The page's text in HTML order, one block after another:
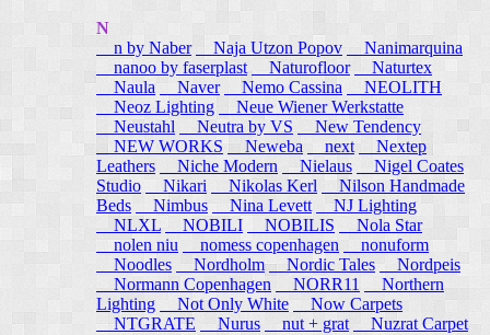
N
n by Naber
Naja Utzon Popov
Nanimarquina
nanoo by faserplast
Naturofloor
Naturtex
Naula
Naver Nemo Cassina
NEOLITH
Neoz Lighting
Neue Wiener Werkstatte
Neustahl
Neutra by VS
New Tendency
NEW WORKS
Neweba next
Nextep
Leathers
Niche Modern Nielaus
Nigel Coates
Studio
Nikari Nikolas Kerl
Nilson Handmade
Beds
Nimbus Nina Levett
NJ Lighting
NLXL
NOBILI NOBILIS
Nola Star
nolen niu
nomess copenhagen
nonuform
Noodles
Nordholm Nordic Tales
Nordpeis
Normann Copenhagen
NORR11
Northern
Lighting
Not Only White
Now Carpets
NTGRATE
Nurus nut + grat
Nuzrat Carpet